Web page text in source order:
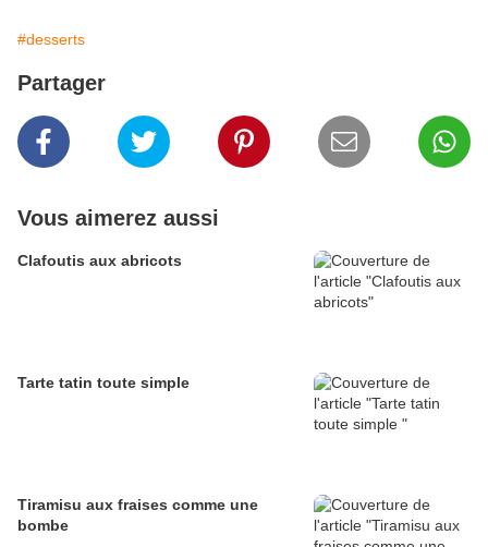
#desserts
Partager
Vous aimerez aussi
Clafoutis aux abricots
Tarte tatin toute simple
Tiramisu aux fraises comme une
bombe